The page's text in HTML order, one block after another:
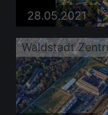
28.05.2021